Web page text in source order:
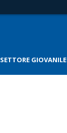
SETTORE GIOVANILE